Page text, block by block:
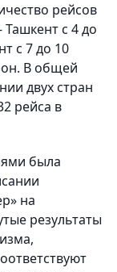
рейсов
с 4 до
с 7 до 10
В общей
двух стран
рейса в
была
на
результаты